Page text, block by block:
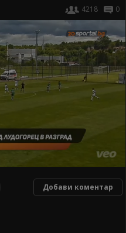
4218 0
Добави коментар